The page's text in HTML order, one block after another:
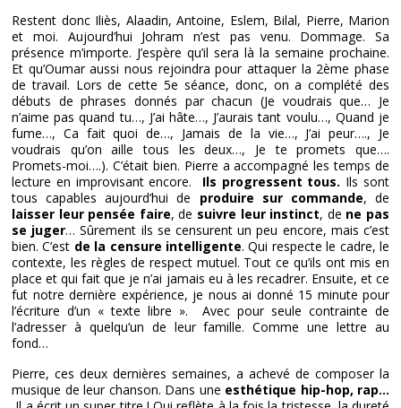
Restent donc Iliès, Alaadin, Antoine, Eslem, Bilal, Pierre, Marion
et moi. Aujourd’hui Johram n’est pas venu. Dommage. Sa
présence m’importe. J’espère qu’il sera là la semaine prochaine.
Et qu’Oumar aussi nous rejoindra pour attaquer la 2ème phase
de travail. Lors de cette 5e séance, donc, on a complété des
débuts de phrases donnés par chacun (Je voudrais que… Je
n’aime pas quand tu…, J’ai hâte…, J’aurais tant voulu…, Quand je
fume…, Ca fait quoi de…, Jamais de la vie…, J’ai peur…., Je
voudrais qu’on aille tous les deux…, Je te promets que….
Promets-moi….). C’était bien. Pierre a accompagné les temps de
lecture en improvisant encore. Ils progressent tous. Ils sont
tous capables aujourd’hui de produire sur commande, de
laisser leur pensée faire, de suivre leur instinct, de ne pas
se juger… Sûrement ils se censurent un peu encore, mais c’est
bien. C’est de la censure intelligente. Qui respecte le cadre, le
contexte, les règles de respect mutuel. Tout ce qu’ils ont mis en
place et qui fait que je n’ai jamais eu à les recadrer. Ensuite, et ce
fut notre dernière expérience, je nous ai donné 15 minute pour
l’écriture d’un « texte libre ». Avec pour seule contrainte de
l’adresser à quelqu’un de leur famille. Comme une lettre au
fond…
Pierre, ces deux dernières semaines, a achevé de composer la
musique de leur chanson. Dans une esthétique hip-hop, rap…